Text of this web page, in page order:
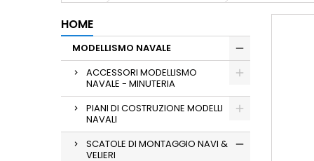
HOME
MODELLISMO NAVALE
ACCESSORI MODELLISMO
NAVALE - MINUTERIA
PIANI DI COSTRUZIONE MODELLI
NAVALI
SCATOLE DI MONTAGGIO NAVI &
VELIERI